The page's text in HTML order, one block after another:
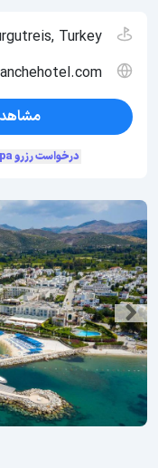
Turkey
درخواست رزرو Hotel La Blanche Resort And Spa